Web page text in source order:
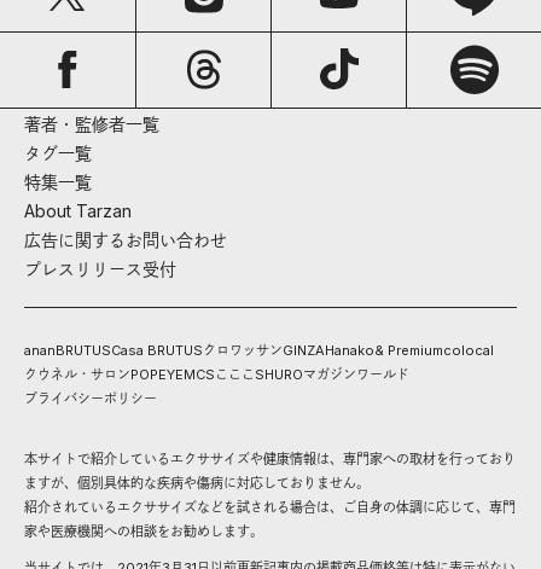
著者・監修者一覧
タグ一覧
特集一覧
About Tarzan
広告に関するお問い合わせ
プレスリリース受付
ananBRUTUSCasa BRUTUS クロワッサンGINZAHanako& Premiumcolocal
クウネル・サロンPOPEYEMCS こここ SHUROマガジンワールド
プライバシーポリシー
本サイトで紹介しているエクササイズや健康情報は、専門家への取材を行っており
ますが、個別具体的な疾病や傷病に対応しておりません。
紹介されているエクササイズなどを試される場合は、ご自身の体調に応じて、専門
家や医療機関への相談をお勧めします。